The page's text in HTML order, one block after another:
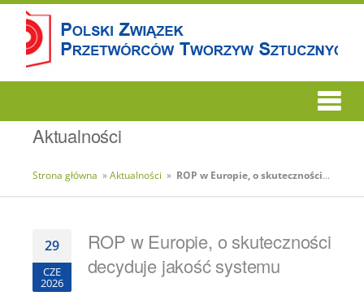
Aktualności
Strona główna »Aktualności » ROP w Europie, o skuteczności decyduje jakość systemu
29
CZE
2026
ROP w Europie, o skuteczności
decyduje jakość systemu